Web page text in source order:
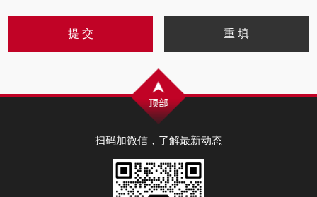
扫码加微信，了解最新动态